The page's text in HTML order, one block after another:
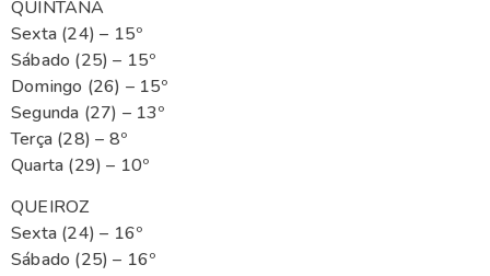
QUINTANA
Sexta (24) – 15º
Sábado (25) – 15º
Domingo (26) – 15º
Segunda (27) – 13º
Terça (28) – 8º
Quarta (29) – 10º
QUEIROZ
Sexta (24) – 16º
Sábado (25) – 16º